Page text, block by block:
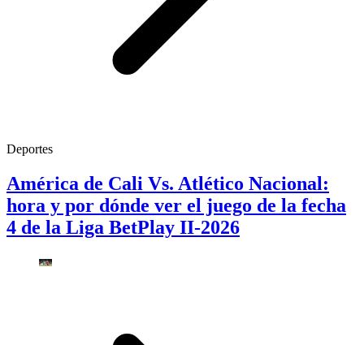
Deportes
América de Cali Vs. Atlético Nacional:
hora y por dónde ver el juego de la fecha
4 de la Liga BetPlay II-2026